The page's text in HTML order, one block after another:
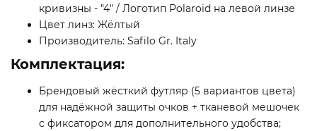
кривизны - "4" / Логотип Polaroid на левой линзе
Цвет линз: Жёлтый
Производитель: Safilo Gr. Italy
Комплектация:
Брендовый жёсткий футляр (5 вариантов цвета)
для надёжной защиты очков + тканевой мешочек
с фиксатором для дополнительного удобства;